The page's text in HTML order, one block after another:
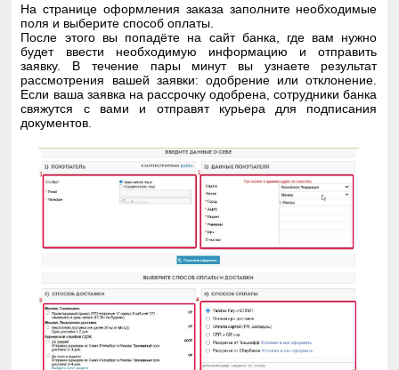
На странице оформления заказа заполните необходимые
поля и выберите способ оплаты.
После этого вы попадёте на сайт банка, где вам нужно
будет ввести необходимую информацию и отправить
заявку. В течение пары минут вы узнаете результат
рассмотрения вашей заявки: одобрение или отклонение.
Если ваша заявка на рассрочку одобрена, сотрудники банка
свяжутся с вами и отправят курьера для подписания
документов.